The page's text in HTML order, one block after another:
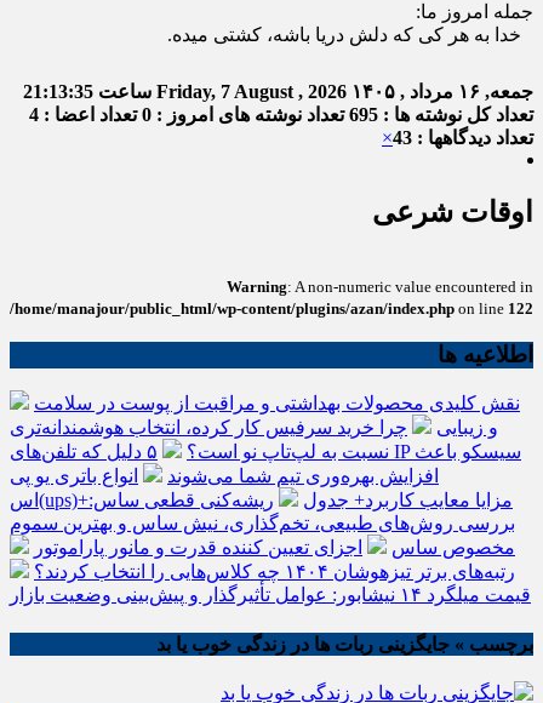
جمله امروز ما:
به هر کی که دلش دریا باشه، کشتی میده.
جمعه, ۱۶ مرداد , ۱۴۰۵ Friday, 7 August , 2026 ساعت 21:13:35
تعداد کل نوشته ها : 695
تعداد نوشته های امروز : 0
تعداد اعضا : 4
تعداد دیدگاهها : 43
×
اوقات شرعی
Warning: A non-numeric value encountered in
/home/manajour/public_html/wp-content/plugins/azan/index.php on line 122
اطلاعیه ها
نقش کلیدی محصولات بهداشتی و مراقبت از پوست در سلامت
و زیبایی
چرا خرید سرفیس کار کرده، انتخاب هوشمندانه‌تری
نسبت به لپ‌تاپ نو است؟
۵ دلیل که تلفن‌های IP سیسکو باعث
افزایش بهره‌وری تیم شما می‌شوند
انواع باتری یو پی
اس(ups)+مزایا معایب کاربرد+ جدول
ریشه‌کنی قطعی ساس:
بررسی روش‌های طبیعی، تخم‌گذاری، نیش ساس و بهترین سموم
مخصوص ساس
اجزای تعیین کننده قدرت و مانور پاراموتور
رتبه‌های برتر تیزهوشان ۱۴۰۴ چه کلاس‌هایی را انتخاب کردند؟
قیمت میلگرد ۱۴ نیشابور: عوامل تأثیرگذار و پیش‌بینی وضعیت بازار
برچسب » جایگزینی ربات ها در زندگی خوب یا بد